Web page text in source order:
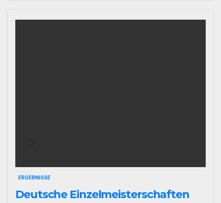
ERGEBNISSE
Deutsche Einzelmeisterschaften